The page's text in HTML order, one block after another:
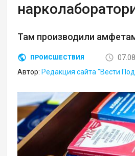
Там производили
ПРОИСШЕСТВИЯ
Автор: Редакция сайта "Вести